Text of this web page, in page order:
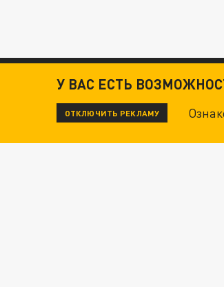
У ВАС ЕСТЬ
ОТКЛЮЧИТЬ РЕКЛАМУ